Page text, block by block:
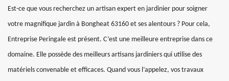
Est-ce que vous recherchez un artisan expert en jardinier pour soigner
votre magnifique jardin à Bongheat 63160 et ses alentours ? Pour cela,
Entreprise Peringale est présent. C’est une meilleure entreprise dans ce
domaine. Elle possède des meilleurs artisans jardiniers qui utilise des
matériels convenable et efficaces. Quand vous l’appelez, vos travaux